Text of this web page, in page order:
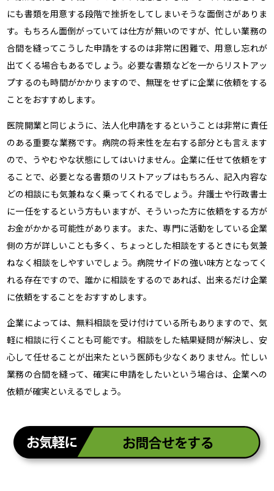
にも書類を用意する段階で挫折をしてしまいそうな面倒さがありま
す。もちろん面倒がっていては仕方が無いのですが、忙しい業務の
合間を縫ってこうした申請をするのは非常に困難で、用意し忘れが
出てくる場合もあるでしょう。必要な書類などを一からリストアッ
プするのも時間がかかりますので、無理をせずに企業に依頼をする
ことをおすすめします。
医院開業と同じように、法人化申請をするということは非常に責任
のある重要な業務です。病院の将来性を左右する部分とも言えます
ので、うやむやな状態にしてはいけません。企業に任せて依頼をす
ることで、必要となる書類のリストアップはもちろん、記入内容な
どの相談にも気兼ねなく乗ってくれるでしょう。弁護士や行政書士
に一任をするという方もいますが、そういった方に依頼をする方が
お金がかかる可能性があります。また、専門に活動をしている企業
側の方が詳しいことも多く、ちょっとした相談をするときにも気兼
ねなく相談をしやすいでしょう。病院サイドの強い味方となってく
れる存在ですので、誰かに相談をするのであれば、出来るだけ企業
に依頼をすることをおすすめします。
企業によっては、無料相談を受け付けている所もありますので、気
軽に相談に行くことも可能です。相談をした結果疑問が解決し、安
心して任せることが出来たという医師も少なくありません。忙しい
業務の合間を縫って、確実に申請をしたいという場合は、企業への
依頼が確実といえるでしょう。